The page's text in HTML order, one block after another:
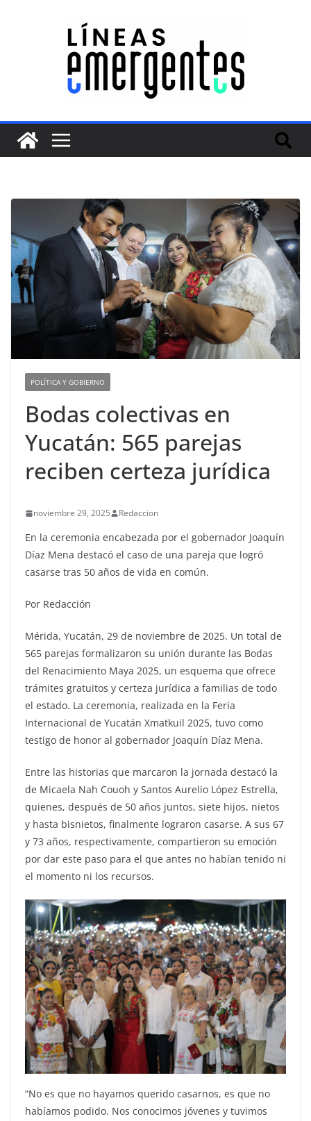
POLÍTICA Y GOBIERNO
Bodas colectivas en
Yucatán: 565 parejas
reciben certeza jurídica
noviembre 29, 2025 Redaccion
En la ceremonia encabezada por el gobernador Joaquín
Díaz Mena destacó el caso de una pareja que logró
casarse tras 50 años de vida en común.
Por Redacción
Mérida, Yucatán, 29 de noviembre de 2025. Un total de
565 parejas formalizaron su unión durante las Bodas
del Renacimiento Maya 2025, un esquema que ofrece
trámites gratuitos y certeza jurídica a familias de todo
el estado. La ceremonia, realizada en la Feria
Internacional de Yucatán Xmatkuil 2025, tuvo como
testigo de honor al gobernador Joaquín Díaz Mena.
Entre las historias que marcaron la jornada destacó la
de Micaela Nah Couoh y Santos Aurelio López Estrella,
quienes, después de 50 años juntos, siete hijos, nietos
y hasta bisnietos, finalmente lograron casarse. A sus 67
y 73 años, respectivamente, compartieron su emoción
por dar este paso para el que antes no habían tenido ni
el momento ni los recursos.
“No es que no hayamos querido casarnos, es que no
habíamos podido. Nos conocimos jóvenes y tuvimos